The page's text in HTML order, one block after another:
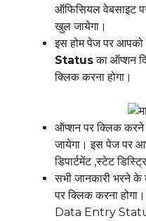
ऑफिसियल वेबसाइट
खुल जायेगा।
इस होम पेज पर आपको
Statusका ऑप्शन
क्लिक करना होगा।
ऑप्शन पर क्लिक
जायेगा। इस पेज पर
डिपार्टमेंट ,स्टेट
सभी जानकारी भरने
पर क्लिक करना
Data Entry